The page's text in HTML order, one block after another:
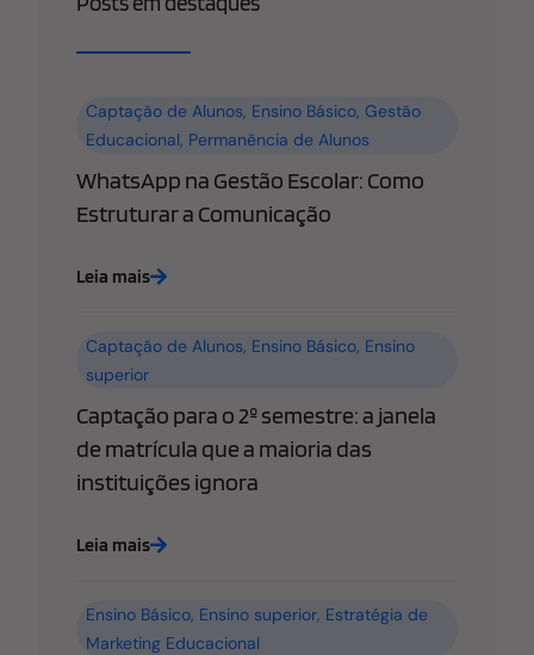
Captação de Alunos, Ensino Básico,Gestão
Educacional, Permanência de Alunos
WhatsApp na Gestão Escolar: Como
Estruturar a Comunicação
Leia mais
Captação de Alunos, Ensino Básico, Ensino
superior
Captação para o 2º semestre: a janela
de matrícula que a maioria das
instituições ignora
Leia mais
Ensino Básico, Ensino superior, Estratégia de
Marketing Educacional